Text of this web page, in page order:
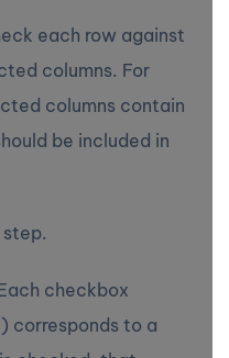
each row against
columns. For
columns contain
be included in
step.
checkbox
corresponds to a